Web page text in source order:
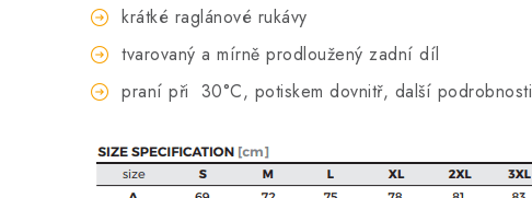
krátké raglánové rukávy
tvarovaný a mírně prodloužený zadní díl
praní při 30°C, potiskem dovnitř, další podrobnosti